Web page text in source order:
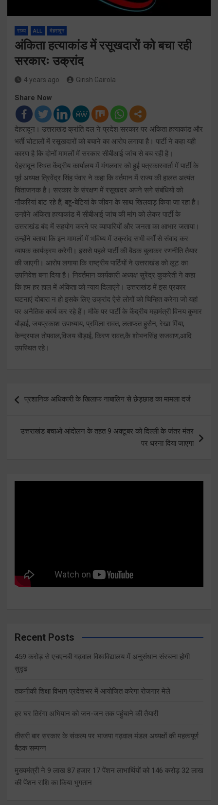
राज्य ALL देहरादून
अंकिता हत्याकांड में रसूखदारों को बचा रही
सरकारः उक्रांद
4 years ago Girish Gairola
Share Now
देहरादून। उत्तराखंड क्रांति दल ने प्रदेश सरकार पर अंकिता हत्याकांड और
भर्ती घोटालों में रसूखदारों को बचाने का आरोप लगाया है। पार्टी ने कहा यही
कारण है कि दोनों मामलों में सरकार सीबीआई जांच से बच रही है।
देहरादून स्थित केंद्रीय कार्यालय में मंगलवार को हुई पत्रकारवार्ता में पार्टी के
पूर्व अध्यक्ष त्रिवेंद्र सिंह पंवार ने कहा कि वर्तमान में राज्य की हालत अत्यंत
चिंताजनक है। सरकार के संरक्षण में रसूखदर अपने सगे संबंधियों को
नौकरियां बांट रहे हैं, बहू-बेटियां के जीवन के साथ खिलवाड़ किया जा रहा है।
उन्होंने अंकिता हत्याकांड में सीबीआई जांच की मांग को लेकर पार्टी के
उत्तराखंड बंद में सहयोग करने पर व्यापारियों और जनता का आभार जताया।
उन्होंने बताया कि इन मामलों में भविष्य में उक्रांद सभी वर्गों से संवाद कर
व्यापक कार्यक्रम करेगी। इससे पहले पार्टी की बैठक बुलाकर रणनीति तैयार
की जाएगी। आरोप लगाया कि राष्ट्रीय पार्टियों ने उत्तराखंड को लूट का
उपनिवेश बना दिया है। निवर्तमान कार्यकारी अध्यक्ष सुरेंद्र कुकरेती ने कहा
कि हम हर हाल में अंकिता को न्याय दिलाएंगे। उत्तराखंड में इस प्रकार
घटनाएं दोबारा न हो इसके लिए उक्रांद ऐसे लोगों को चिन्हित करेगा जो यहां
पर अनैतिक कार्य कर रहे हैं। मौके पर पार्टी के केंद्रीय महामंत्री विनय कुमार
बौड़ाई, जयप्रकाश उपाध्याय, प्रमिला रावत, लताफत हुसैन, रेखा मिंया,
केन्द्रपाल तोपवाल,विजय बौड़ाई, किरण रावत,कै शोभनसिंह सजवाण,आदि
उपस्थित रहे।
navigation
प्रशानिक अधिकारी के खिलाफ नाबालिग से छेड़छाड का मामला दर्ज
उत्तराखंड बचाओ आंदोलन के तहत 9 अक्टूबर को दिल्ली के जंतर मंतर
पर धरना दिया जाएगा
Recent Posts
459 करोड़ से एचएनबी गढ़वाल विश्वविद्यालय में अनुसंधान संरचना होगी
सुदृढ
तकनीकी शिक्षा विभाग प्रदेशभर में आयोजित करेगा रोजगार मेले
हर घर तिरंगा अभियान को जन-जन तक पहुंचाने की तैयारी
तीसरी बार सरकार के संकल्प पर भाजपा गढ़वाल मंडल अध्यक्षों की महत्वपूर्ण
बैठक सम्पन्न
मुख्यमंत्री ने 9 लाख 87 हजार 17 पेंशन लाभार्थियों को 146 करोड़ 32 लाख
की पेंशन राशि का किया भुगतान